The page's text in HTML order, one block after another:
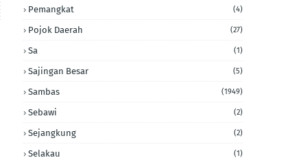
Pemangkat (4)
Pojok Daerah (27)
Sa (1)
Sajingan Besar (5)
Sambas (1949)
Sebawi (2)
Sejangkung (2)
Selakau (1)